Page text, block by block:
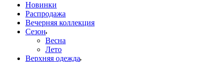
Новинки
Распродажа
Вечерняя коллекция
Сезон
Весна
Лето
Верхняя одежда